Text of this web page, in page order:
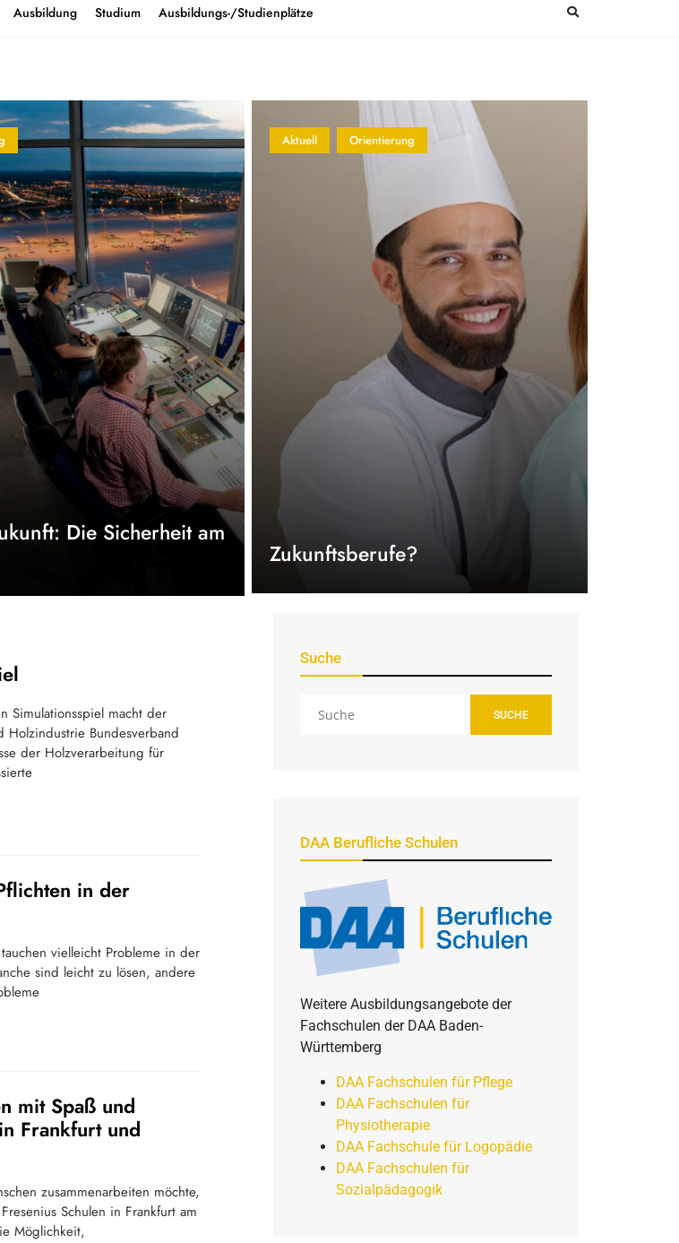
Ausbildung Studium Ausbildungs-/Studienplätze
Die Sicherheit am
Aktuell Orientierung
Zukunftsberufe?
Simulationsspiel macht der
Holzindustrie Bundesverband
der Holzverarbeitung für
in der
vielleicht Probleme in der
sind leicht zu lösen, andere
mit Spaß und
Frankfurt und
zusammenarbeiten möchte,
Schulen in Frankfurt am
Möglichkeit,
Suche
SUCHE
DAA Berufliche Schulen
Weitere Ausbildungsangebote der
Fachschulen der DAA Baden-
Württemberg
DAA Fachschulen für Pflege
DAA Fachschulen für
Physiotherapie
DAA Fachschule für Logopädie
DAA Fachschulen für
Sozialpädagogik